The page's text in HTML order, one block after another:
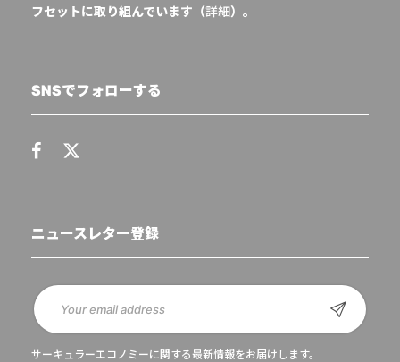
フセットに取り組んでいます（詳細）。
SNSでフォローする
ニュースレター登録
サーキュラーエコノミーに関する最新情報をお届けします。